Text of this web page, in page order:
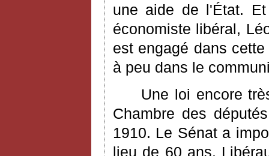
une aide de l'État.
économiste libéral,
est engagé dans
à peu dans le
Une loi encore
Chambre des
1910. Le Sénat a
lieu de 60 ans.